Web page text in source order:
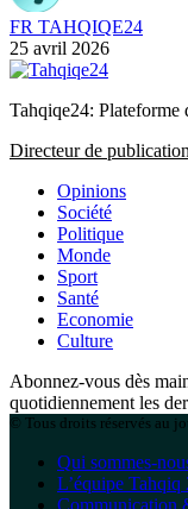
FR TAHQIQE24
25 avril 2026
Tahqiqe24:
Directeur de publication
Opinions
Société
Politique
Monde
Sport
Santé
Economie
Culture
Abonnez-vous dès
quotidiennement les
© Tous droits réservés au
Qui sommes-
L’équipe Tahqiq
Communication